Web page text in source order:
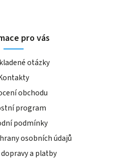
pro vás
otázky
obchodu
program
podmínky
osobních údajů
a platby